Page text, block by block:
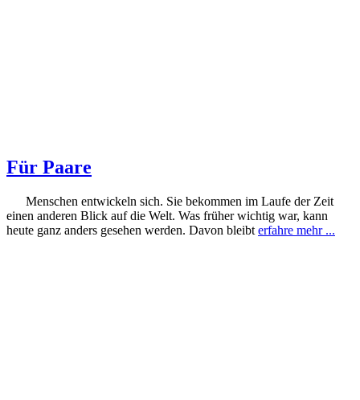
Für Paare
Menschen entwickeln sich. Sie bekommen im Laufe der Zeit
einen anderen Blick auf die Welt. Was früher wichtig war, kann
heute ganz anders gesehen werden. Davon bleibt erfahre mehr ...